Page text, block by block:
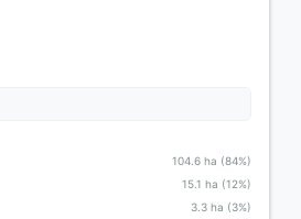
104.6 ha (84%)
15.1 ha (12%)
3.3 ha (3%)